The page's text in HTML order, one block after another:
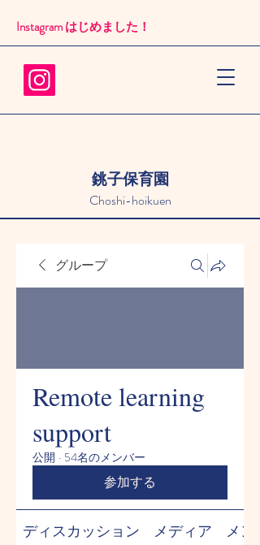
銚子保育園
Choshi-hoikuen
Instagram はじめました！​
グループ
Remote learning
support
公開 · 54名のメンバー
参加する
ディスカッション メディア メン